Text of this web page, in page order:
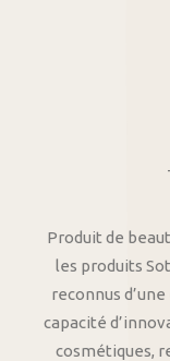
Produit de
les produits
reconnus
capacité
cosmétiques,